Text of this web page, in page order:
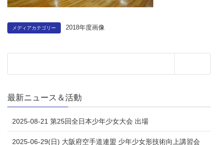
メディアカテゴリー 2018年度画像
最新ニュース＆活動
2025-08-21 第25回全日本少年少女大会 出場
2025-06-29(日) 大阪府空手道連盟 少年少女形技術向上講習会